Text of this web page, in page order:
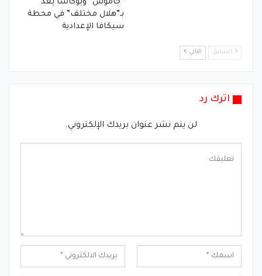
“جاموس” وبوكاسا يعد
بـ”هلال مختلف” في محطة
سيكافا الإعدادية
السابق التالي
اترك رد
لن يتم نشر عنوان بريدك الإلكتروني.